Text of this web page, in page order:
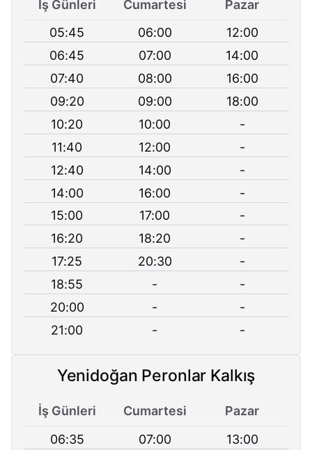
İş Günleri Cumartesi
Pazar
05:45
06:00
12:00
06:45
07:00
14:00
07:40
08:00
16:00
09:20
09:00
18:00
10:20
10:00
-
11:40
12:00
-
12:40
14:00
-
14:00
16:00
-
15:00
17:00
-
16:20
18:20
-
17:25
20:30
-
18:55
-
-
20:00
-
-
21:00
- -
Yenidoğan Peronlar Kalkış
İş Günleri Cumartesi
Pazar
06:35
07:00 13:00